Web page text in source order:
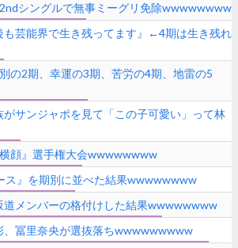
シングルで無事ミーグリ免除wwwwwwww
も芸能界で生き残ってます』←4期は生き残れ
の2期、幸運の3期、苦労の4期、地雷の5
がサンジャポを見て「この子可愛い」って林
横顔』選手権大会wwwwwwww
ス』を期別に並べた結果wwwwwwww
道メンバーの格付けした結果wwwwwwww
、冨里奈央が選抜落ちwwwwwwwww